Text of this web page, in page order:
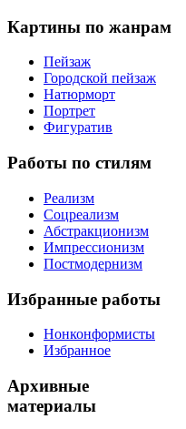
Картины по жанрам
Пейзаж
Городской пейзаж
Натюрморт
Портрет
Фигуратив
Работы по стилям
Реализм
Соцреализм
Абстракционизм
Импрессионизм
Постмодернизм
Избранные работы
Нонконформисты
Избранное
Архивные
материалы